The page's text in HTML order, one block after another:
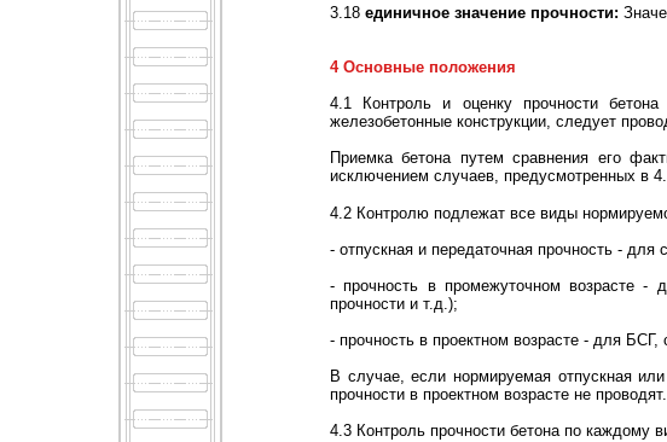
3.18 единичное значение прочности:
4 Основные положения
4.1 Контроль и оценку прочности
железобетонные конструкции, следует
Приемка бетона путем сравнения его
исключением случаев, предусмотренных в
4.2 Контролю подлежат все виды
- отпускная и передаточная прочность - для
- прочность в промежуточном возрасте -
прочности и т.д.);
- прочность в проектном возрасте - для
В случае, если нормируемая отпускная
прочности в проектном возрасте не проводят.
4.3 Контроль прочности бетона по каждому